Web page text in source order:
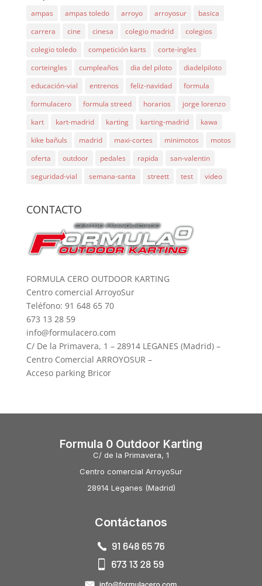
ampas ampas toledo arroyo arroyosur
basica
carrera
cine cinesa colegio madrid
colegios
colegio toledo
competición karts
corte-ingles
corteingles
cumpleaños dia del piloto
diadelpiloto
educación-vial
entrenos feliz-navidad
formula
formulacero
formula streed horarios
jorge lorenzo
kart
kart-madrid karting karting-madrid
kawa
kike bañuls
madrid maxi-cortes minimotos
motos
oferta
outdoor pedales rapida
san-valentin
seguridad-vial
semana-santa streett test video
CONTACTO
FORMULA CERO OUTDOOR KARTING
Centro comercial ArroyoSur
Teléfono: 91 648 65 70
673 13 28 59
info@formulacero.com
C/ De la Primavera, 1 – 28914 LEGANES (Madrid) –
Centro Comercial ARROYOSUR –
Acceso parking Bricor
Formula 0 Outdoor Karting
C/ de la Primavera, 1
Centro comercial ArroyoSur
28914 Leganes (Madrid)
Contáctanos